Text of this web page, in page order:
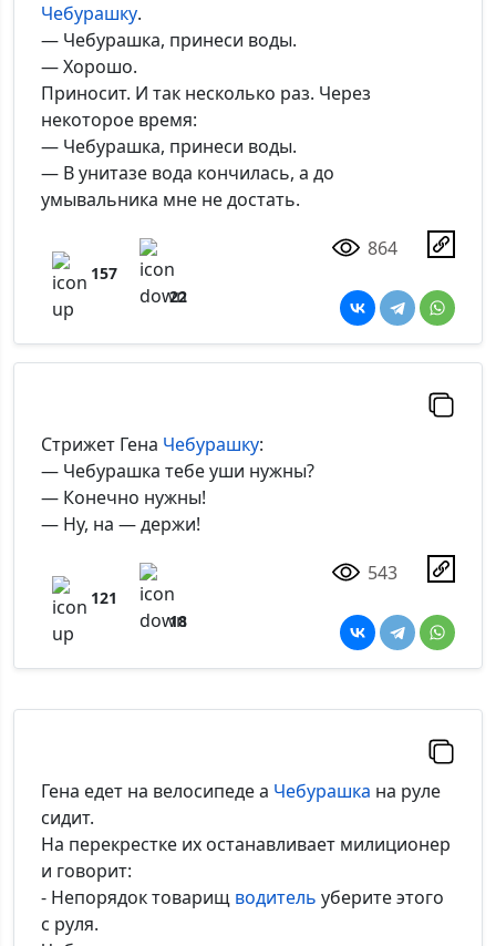
Чебурашку.
— Чебурашка, принеси воды.
— Хорошо.
Приносит. И так несколько раз. Через
некоторое время:
— Чебурашка, принеси воды.
— В унитазе вода кончилась, а до
умывальника мне не достать.
157
22
864
Стрижет Гена Чебурашку:
— Чебурашка тебе уши нужны?
— Конечно нужны!
— Ну, на — держи!
121
18
543
Гена едет на велосипеде а Чебурашка на руле
сидит.
На перекрестке их останавливает милиционер
и говорит:
- Непорядок товарищ водитель уберите этого
с руля.